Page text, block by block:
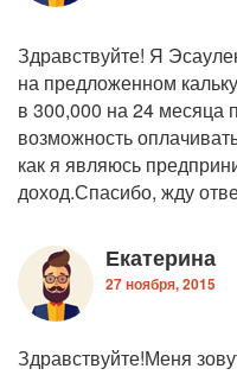
Здравствуйте! Я
на предложенном
в 300,000 на 24 месяца
возможность
как я являюсь
доход.Спасибо, жду
Екатерина
27 ноября, 2015
Здравствуйте!Меня